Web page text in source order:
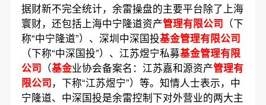
据财新不完全统计，余雷操盘的主要平台除了上海
寰财，还包括上海中宁隆道资产管理有限公司 （下
称“中宁隆道”）、深圳中深国投基金管理有限公司
（下称“中深国投”）、江苏煜宁私募基金管理有限
公司 （基金业协会备案名：江苏嘉和源资产管理有
限公司，下称“江苏煜宁”）等。知情人士表示，中
宁隆道、中深国投是余雷控制下对外营业的两大主